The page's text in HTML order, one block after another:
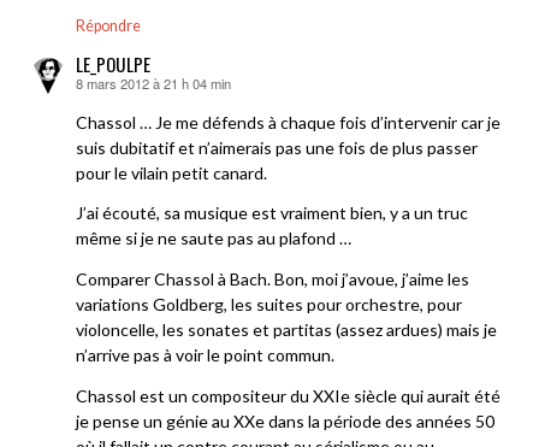
Répondre
LE_POULPE
dit :
8 mars 2012 à 21 h 04 min
Chassol … Je me défends à chaque fois d’intervenir car je
suis dubitatif et n’aimerais pas une fois de plus passer
pour le vilain petit canard.
J’ai écouté, sa musique est vraiment bien, y a un truc
même si je ne saute pas au plafond …
Comparer Chassol à Bach. Bon, moi j’avoue, j’aime les
variations Goldberg, les suites pour orchestre, pour
violoncelle, les sonates et partitas (assez ardues) mais je
n’arrive pas à voir le point commun.
Chassol est un compositeur du XXIe siècle qui aurait été
je pense un génie au XXe dans la période des années 50